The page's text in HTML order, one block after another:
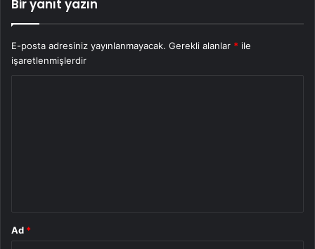
Bir yanıt yazın
E-posta adresiniz yayınlanmayacak. Gerekli alanlar * ile
işaretlenmişlerdir
Ad *